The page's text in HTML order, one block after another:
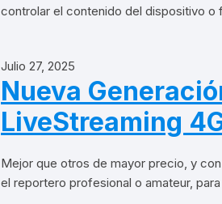
controlar el contenido del dispositivo o
Julio 27, 2025
Nueva
LiveStreaming
Mejor que otros de mayor precio, y
el reportero profesional o amateur,